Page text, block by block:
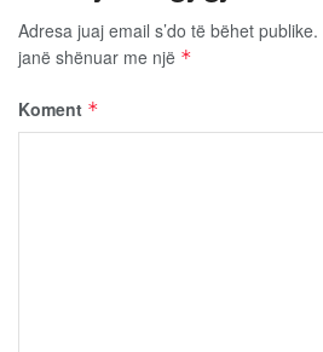
Adresa juaj email s’do të bëhet publike.
janë shënuar me një *
Koment *